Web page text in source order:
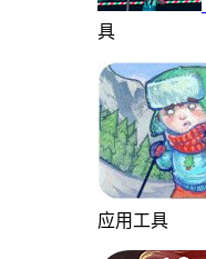
具
应用工具